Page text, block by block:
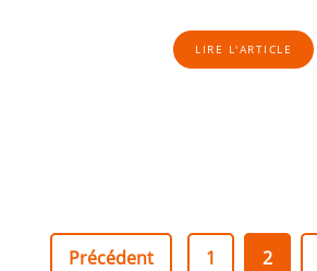
LIRE L'ARTICLE
Précédent 1 2